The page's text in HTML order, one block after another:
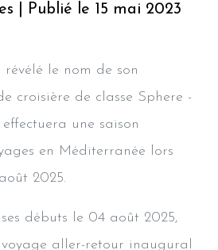
| Publié le 15 mai 2023
révélé le nom de son
croisière de classe Sphere -
une saison
en Méditerranée lors
2025.
débuts le 04 août 2025,
aller-retour inaugural